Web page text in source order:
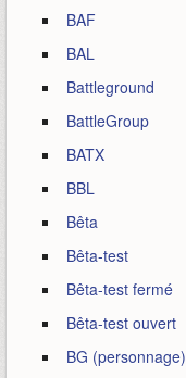
BAF
BAL
Battleground
BattleGroup
BATX
BBL
Bêta
Bêta-test
Bêta-test fermé
Bêta-test ouvert
BG (personnage)